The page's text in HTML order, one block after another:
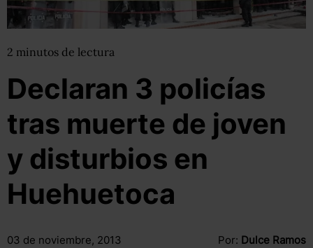
2 minutos de lectura
Declaran 3 policías
tras muerte de joven
y disturbios en
Huehuetoca
03 de noviembre, 2013 Por: Dulce Ramos